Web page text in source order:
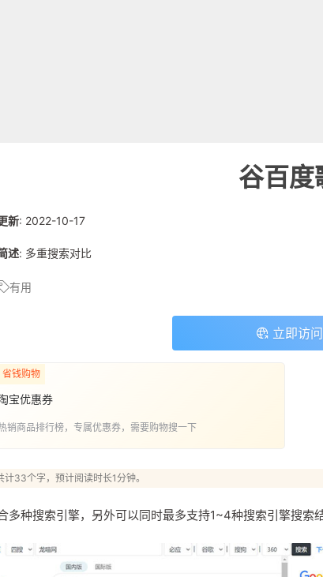
谷百度
新: 2022-10-17
述: 多重搜索对比
有用
立即访问
省钱购物
宝优惠券
销商品排行榜，专属优惠券，需要购物搜一下
计33个字，预计阅读时长1分钟。
多种搜索引擎，另外可以同时最多支持1~4种搜索引擎搜索